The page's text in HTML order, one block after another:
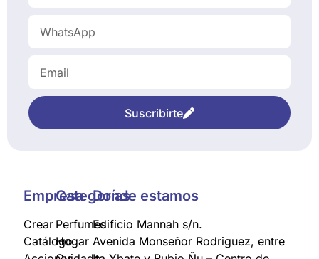
Suscribirte
Empresa
Crear
Catálogo
Categorías
Perfumes
Hogar
Donde estamos
Edificio Mannah s/n.
Avenida Monseñor Rodriguez, entre